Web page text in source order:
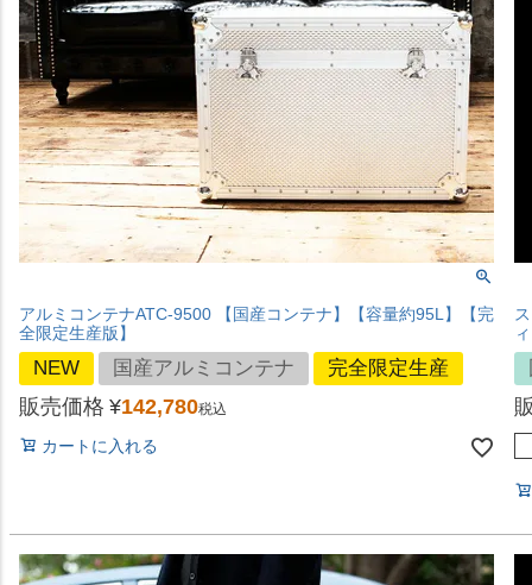
アルミコンテナATC-9500 【国産コンテナ】【容量約95L】【完
全限定生産版】
NEW 国産アルミコンテナ 完全限定生産
販売価格 ¥142,780税込
カートに入れる